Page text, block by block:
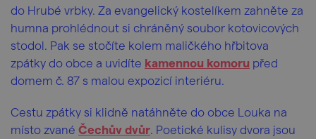
do Hrubé vrbky. Za evangelický kostelíkem zahněte za
humna prohlédnout si chráněný soubor kotovicových
stodol. Pak se stočíte kolem maličkého hřbitova
zpátky do obce a uvidíte kamennou komoru před
domem č. 87 s malou expozicí interiéru.
Cestu zpátky si klidně natáhněte do obce Louka na
místo zvané Čechův dvůr. Poetické kulisy dvora jsou